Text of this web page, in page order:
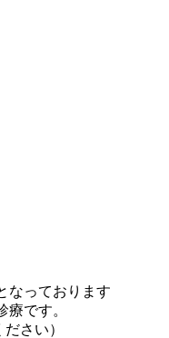
なっております
です。
さい）